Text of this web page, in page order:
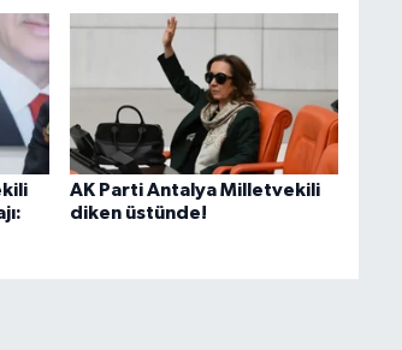
AK Parti Antalya Milletvekili
diken üstünde!